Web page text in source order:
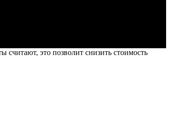
считают, это позволит снизить стоимость